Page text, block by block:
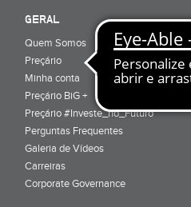
GERAL
Quem Somos
Preçário
Minha conta
Preçário BiG +
Preçário #Investe_no_Futuro
Perguntas Frequentes
Galeria de Vídeos
Carreiras
Corporate Governance